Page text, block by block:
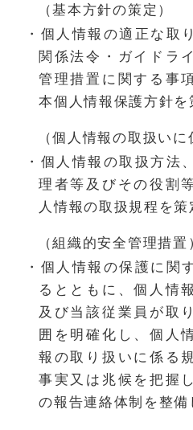
（基本方針の策定）
・個人情報の適正な取
関係法令・ガイドラ
管理措置に関する事
本個人情報保護方針を
（個人情報の取扱いに
・個人情報の取扱方法
理者等及びその役割
人情報の取扱規程を策
（組織的安全管理措置
・個人情報の保護に関
るとともに、個人情
及び当該従業員が取
囲を明確化し、個人
報の取り扱いに係る
事実又は兆候を把握
の報告連絡体制を整備